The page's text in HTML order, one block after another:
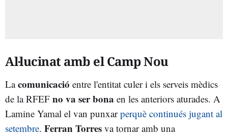
Al·lucinat amb el Camp Nou
Lacomunicació entre l'entitat culer i els serveis mèdics
de la RFEF no va ser bona en les anteriors aturades. A
Lamine Yamal el van punxarperquè continués jugant al
setembre. Ferran Torres va tornar amb una